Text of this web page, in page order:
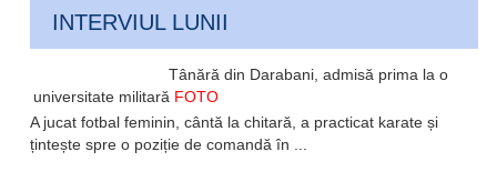
INTERVIUL LUNII
Tânără din Darabani, admisă prima la o
universitate militară FOTO
A jucat fotbal feminin, cântă la chitară, a practicat karate și
țintește spre o poziție de comandă în ...